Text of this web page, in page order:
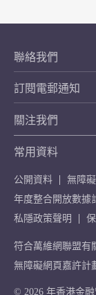
聯絡我們
訂閱電郵通知
關注我們
常用資料
公開資料
無障
年度整合開放數據
私隱政策聲明
符合萬維網聯盟有
無障礙網頁嘉許計
© 2026 年香港金